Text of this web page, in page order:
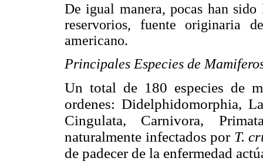
De igual manera, pocas han
reservorios, fuente originaria
americano.
Principales Especies de
Un total de 180 especies de
ordenes: Didelphidomorphia,
Cingulata, Carnivora,
naturalmente infectados por T.
de padecer de la enfermedad